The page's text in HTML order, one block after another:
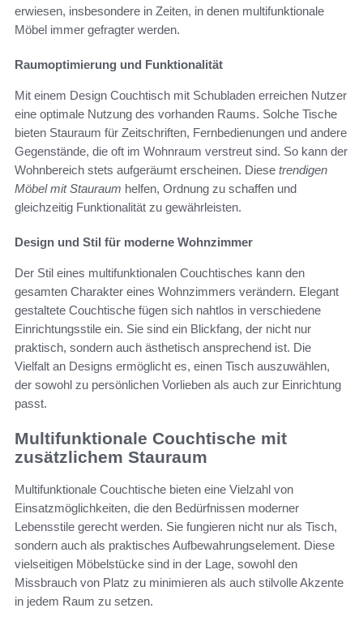
erwiesen, insbesondere in Zeiten, in denen multifunktionale
Möbel immer gefragter werden.
Raumoptimierung und Funktionalität
Mit einem Design Couchtisch mit Schubladen erreichen Nutzer
eine optimale Nutzung des vorhanden Raums. Solche Tische
bieten Stauraum für Zeitschriften, Fernbedienungen und andere
Gegenstände, die oft im Wohnraum verstreut sind. So kann der
Wohnbereich stets aufgeräumt erscheinen. Diese trendigen
Möbel mit Stauraum helfen, Ordnung zu schaffen und
gleichzeitig Funktionalität zu gewährleisten.
Design und Stil für moderne Wohnzimmer
Der Stil eines multifunktionalen Couchtisches kann den
gesamten Charakter eines Wohnzimmers verändern. Elegant
gestaltete Couchtische fügen sich nahtlos in verschiedene
Einrichtungsstile ein. Sie sind ein Blickfang, der nicht nur
praktisch, sondern auch ästhetisch ansprechend ist. Die
Vielfalt an Designs ermöglicht es, einen Tisch auszuwählen,
der sowohl zu persönlichen Vorlieben als auch zur Einrichtung
passt.
Multifunktionale Couchtische mit
zusätzlichem Stauraum
Multifunktionale Couchtische bieten eine Vielzahl von
Einsatzmöglichkeiten, die den Bedürfnissen moderner
Lebensstile gerecht werden. Sie fungieren nicht nur als Tisch,
sondern auch als praktisches Aufbewahrungselement. Diese
vielseitigen Möbelstücke sind in der Lage, sowohl den
Missbrauch von Platz zu minimieren als auch stilvolle Akzente
in jedem Raum zu setzen.